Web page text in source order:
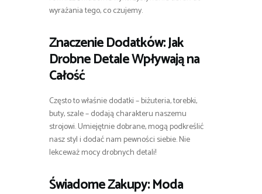
wyrażania tego, co czujemy.
Znaczenie Dodatków: Jak
Drobne Detale Wpływają na
Całość
Często to właśnie dodatki – biżuteria, torebki,
buty, szale – dodają charakteru naszemu
strojowi. Umiejętnie dobrane, mogą podkreślić
nasz styl i dodać nam pewności siebie. Nie
lekceważ mocy drobnych detali!
Świadome Zakupy: Moda